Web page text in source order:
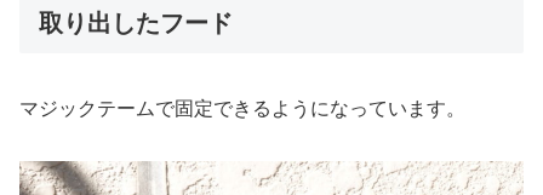
取り出したフード
マジックテームで固定できるようになっています。